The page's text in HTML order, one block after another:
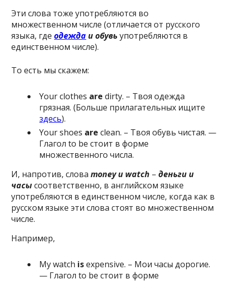
Эти слова тоже употребляются во
множественном числе (отличается от русского
языка, гдеодежда и обувь употребляются в
единственном числе).
То есть мы скажем:
Your clothes are dirty. – Твоя одежда
грязная. (Больше прилагательных ищите
здесь).
Your shoes are clean. – Твоя обувь чистая. —
Глагол to be стоит в форме
множественного числа.
И, напротив, словаmoney и watch –деньги и
часысоответственно, в английском языке
употребляются в единственном числе, когда как в
русском языке эти слова стоят во множественном
числе.
Например,
My watch isexpensive. – Мои часы дорогие.
— Глагол to be стоит в форме